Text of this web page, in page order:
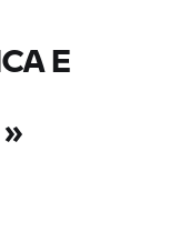
E
»